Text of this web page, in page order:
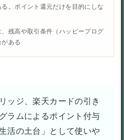
。ポイント還元だけを目的にしな
残高や取引条件（ハッピープログ
ある
ッジ、楽天カードの引き
ラムによるポイント付与
活の土台」として使いや